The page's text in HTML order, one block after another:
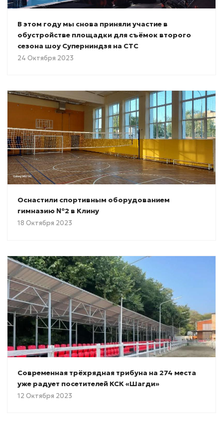
В этом году мы снова приняли участие в
обустройстве площадки для съёмок второго
сезона шоу Суперниндзя на СТС
24 Октября 2023
Оснаcтили спортивным оборудованием
гимназию №2 в Клину
18 Октября 2023
Современная трёхрядная трибуна на 274 места
уже радует посетителей КСК «Шагди»
12 Октября 2023